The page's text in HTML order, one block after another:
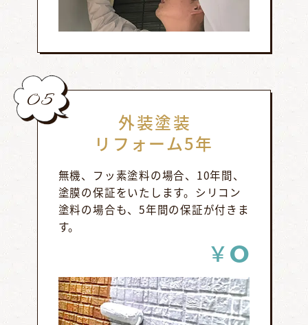
05
外装塗装
リフォーム5年
無機、フッ素塗料の場合、10年間、
塗膜の保証をいたします。シリコン
塗料の場合も、5年間の保証が付きま
す。
￥0